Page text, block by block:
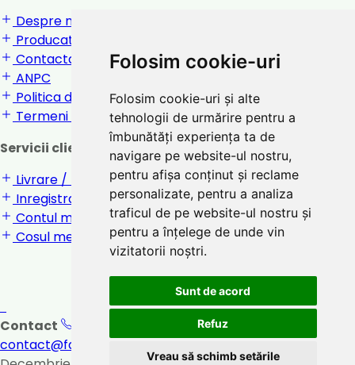
Folosim cookie-uri
Folosim cookie-uri și alte
tehnologii de urmărire pentru a
îmbunătăți experiența ta de
navigare pe website-ul nostru,
pentru afișa conținut și reclame
personalizate, pentru a analiza
traficul de pe website-ul nostru și
pentru a înțelege de unde vin
vizitatorii noștri.
Sunt de acord
Refuz
Vreau să schimb setările
Despre noi
Producatori
Contactati-ne
ANPC
Politica de confidentialitate
Termeni si conditii
Servicii clienti
Livrare / returnare
Inregistrare / Login
Contul meu
Cosul meu
Contact
Orar: 8:00 - 17:00
contact@farmaciasalix.ro